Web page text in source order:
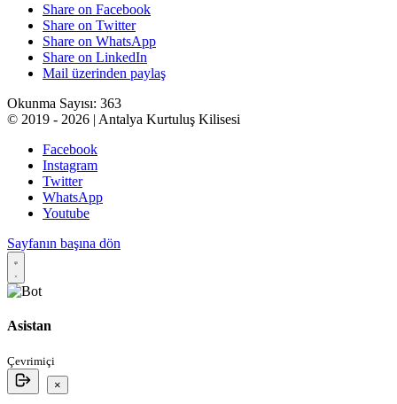
Share on Facebook
Share on Twitter
Share on WhatsApp
Share on LinkedIn
Mail üzerinden paylaş
Okunma Sayısı: 363
© 2019 - 2026 | Antalya Kurtuluş Kilisesi
Facebook
Instagram
Twitter
WhatsApp
Youtube
Sayfanın başına dön
Asistan
Çevrimiçi
×